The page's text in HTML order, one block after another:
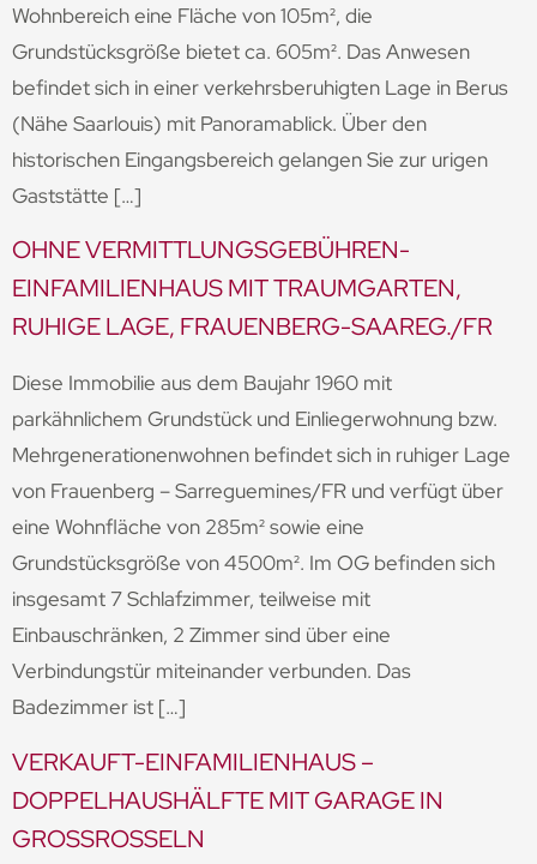
Wohnbereich eine Fläche von 105m², die
Grundstücksgröße bietet ca. 605m². Das Anwesen
befindet sich in einer verkehrsberuhigten Lage in Berus
(Nähe Saarlouis) mit Panoramablick. Über den
historischen Eingangsbereich gelangen Sie zur urigen
Gaststätte […]
OHNE VERMITTLUNGSGEBÜHREN-
EINFAMILIENHAUS MIT TRAUMGARTEN,
RUHIGE LAGE, FRAUENBERG-SAAREG./FR
Diese Immobilie aus dem Baujahr 1960 mit
parkähnlichem Grundstück und Einliegerwohnung bzw.
Mehrgenerationenwohnen befindet sich in ruhiger Lage
von Frauenberg – Sarreguemines/FR und verfügt über
eine Wohnfläche von 285m² sowie eine
Grundstücksgröße von 4500m². Im OG befinden sich
insgesamt 7 Schlafzimmer, teilweise mit
Einbauschränken, 2 Zimmer sind über eine
Verbindungstür miteinander verbunden. Das
Badezimmer ist […]
VERKAUFT-EINFAMILIENHAUS –
DOPPELHAUSHÄLFTE MIT GARAGE IN
GROSSROSSELN